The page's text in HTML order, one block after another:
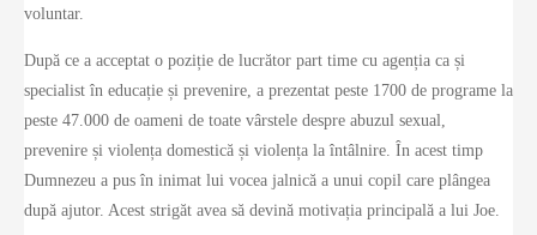
voluntar.
După ce a acceptat o poziție de lucrător part time cu agenția ca și
specialist în educație și prevenire, a prezentat peste 1700 de programe la
peste 47.000 de oameni de toate vârstele despre abuzul sexual,
prevenire și violența domestică și violența la întâlnire. În acest timp
Dumnezeu a pus în inimat lui vocea jalnică a unui copil care plângea
după ajutor. Acest strigăt avea să devină motivația principală a lui Joe.